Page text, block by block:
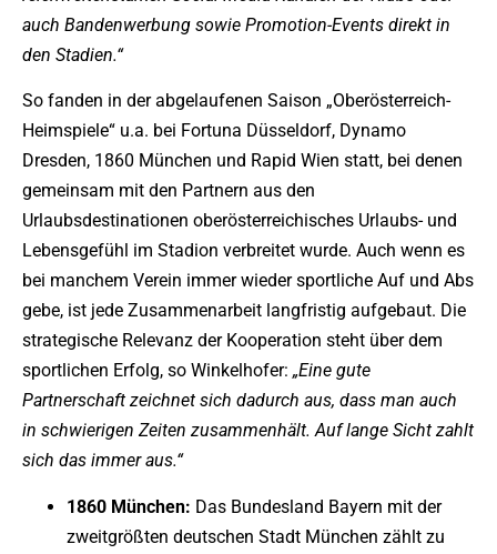
auch Bandenwerbung sowie Promotion-Events direkt in
den Stadien.“
So fanden in der abgelaufenen Saison „Oberösterreich-
Heimspiele“ u.a. bei Fortuna Düsseldorf, Dynamo
Dresden, 1860 München und Rapid Wien statt, bei denen
gemeinsam mit den Partnern aus den
Urlaubsdestinationen oberösterreichisches Urlaubs- und
Lebensgefühl im Stadion verbreitet wurde. Auch wenn es
bei manchem Verein immer wieder sportliche Auf und Abs
gebe, ist jede Zusammenarbeit langfristig aufgebaut. Die
strategische Relevanz der Kooperation steht über dem
sportlichen Erfolg, so Winkelhofer: „Eine gute
Partnerschaft zeichnet sich dadurch aus, dass man auch
in schwierigen Zeiten zusammenhält. Auf lange Sicht zahlt
sich das immer aus.“
1860 München: Das Bundesland Bayern mit der
zweitgrößten deutschen Stadt München zählt zu